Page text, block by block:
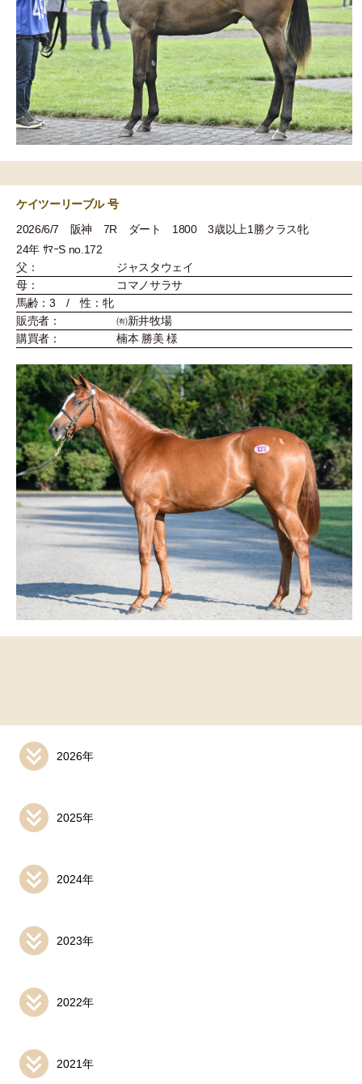
ケイツーリーブル 号
2026/6/7 阪神 7R ダート 1800 3歳以上1勝クラス牝
24年 ｻﾏｰS no.172
父：
ジャスタウェイ
母：
コマノサラサ
馬齢：3 / 性：牝
販売者：
㈲新井牧場
購買者：
楠本 勝美 様
2026年
2025年
2024年
2023年
2022年
2021年